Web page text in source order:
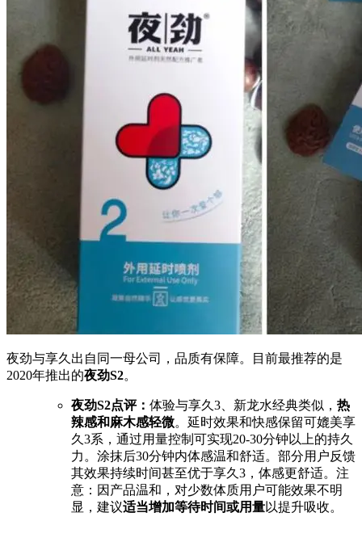
夜劲与享久出自同一母公司，品质有保障。目前最推荐的是
2020年推出的夜劲S2。
夜劲S2点评： 体验与享久3、新龙水经典类似， 热
辣感和麻木感轻微。延时效果和快感保留可媲美享
久3系，通过用量控制可实现20-30分钟以上的持久
力。涂抹后30分钟内体感温和舒适。部分用户反馈
其效果持续时间甚至优于享久3，体感更舒适。注
意：因产品温和，对少数体质用户可能效果不明
显，建议适当增加等待时间或用量以提升吸收。